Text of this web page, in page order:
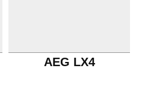
AEG LX4